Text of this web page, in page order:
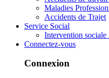
Maladies
Accidents de Trajet
Service Social
Intervention
Connectez-vous
Connexion